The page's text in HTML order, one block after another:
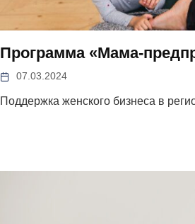
Программа «Мама-
07.03.2024
Поддержка женского бизнеса в